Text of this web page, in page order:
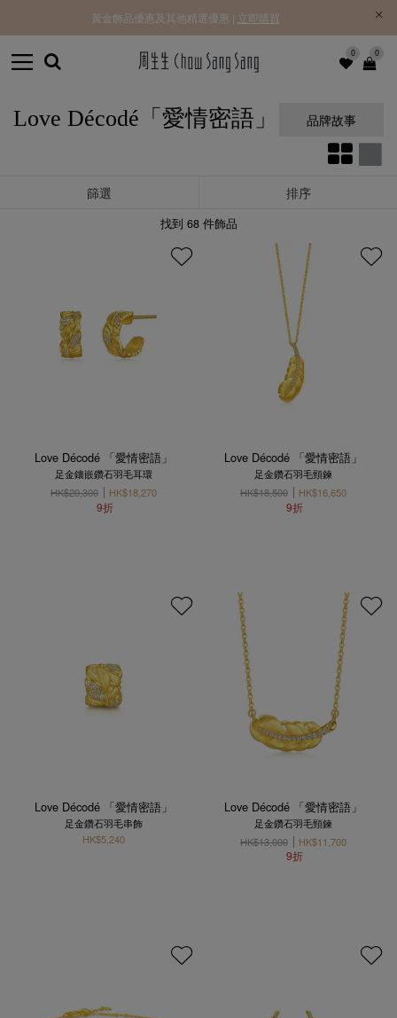
0 0
黃金飾品優惠及其他精選優惠 | 立即購買
Love Décodé「愛情密語」 品牌故事
篩選 排序
找到 68件飾品
Love Décodé 「愛情密語」
足金鑲嵌鑽石羽毛耳環
HK$20,300
HK$18,270
9折
Love Décodé 「愛情密語」
足金鑽石羽毛頸鍊
HK$18,500
HK$16,650
9折
Love Décodé 「愛情密語」
足金鑽石羽毛串飾
HK$5,240
Love Décodé 「愛情密語」
足金鑽石羽毛頸鍊
HK$13,000
HK$11,700
9折